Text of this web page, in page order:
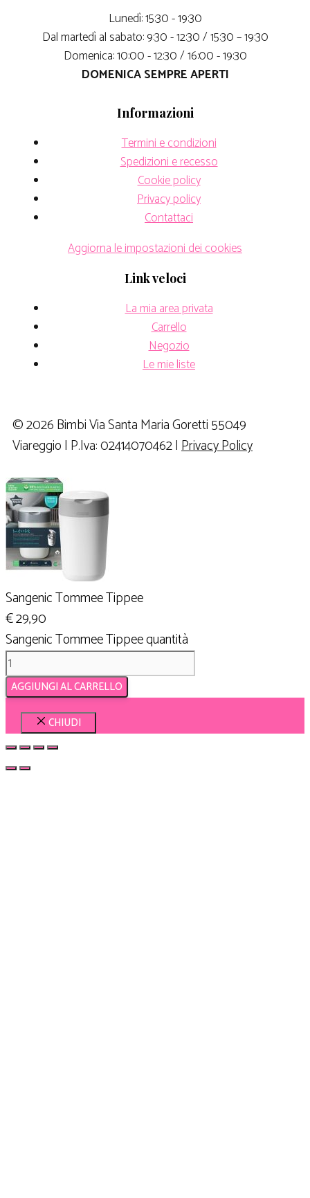
Lunedì: 15:30 - 19:30
Dal martedì al sabato: 9:30 - 12:30 / 15:30 – 19:30
Domenica: 10:00 - 12:30 / 16:00 - 19:30
DOMENICA SEMPRE APERTI
Informazioni
Termini e condizioni
Spedizioni e recesso
Cookie policy
Privacy policy
Contattaci
Aggiorna le impostazioni dei cookies
Link veloci
La mia area privata
Carrello
Negozio
Le mie liste
© 2026 Bimbi Via Santa Maria Goretti 55049
Viareggio | P.Iva: 02414070462 |Privacy Policy
Sangenic Tommee Tippee
€29,90
Sangenic Tommee Tippee quantità
AGGIUNGI AL CARRELLO
CHIUDI